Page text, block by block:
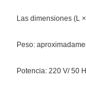
Las dimensiones (L
Peso:
Potencia: 220 V/ 50